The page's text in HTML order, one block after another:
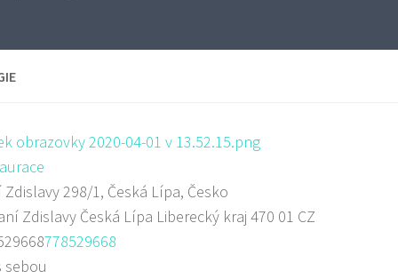
Zdislavy 298/1, Česká Lípa, Česko
Zdislavy Česká Lípa Liberecký kraj 470 01 CZ
778529668
sebou